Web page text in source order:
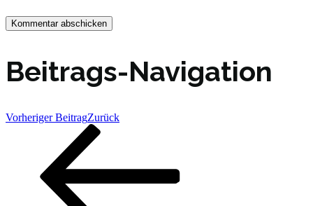
Beitrags-Navigation
Vorheriger BeitragZurück